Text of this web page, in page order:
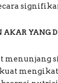
AKAR YANG
menunjang